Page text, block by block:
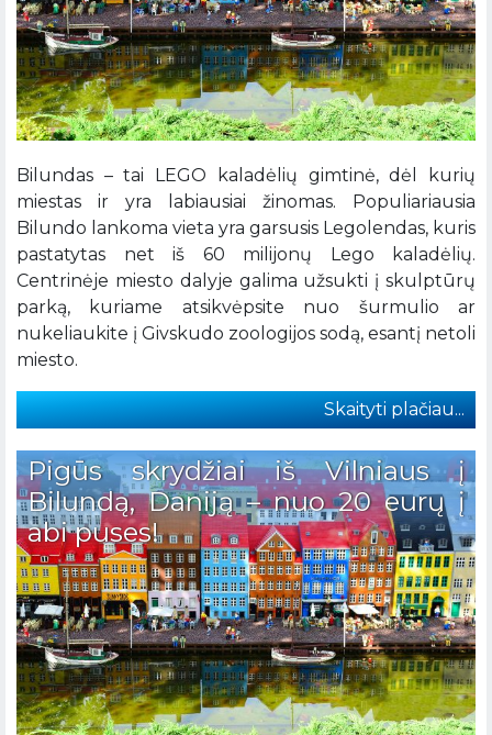
Bilundas – tai LEGO kaladėlių gimtinė, dėl kurių
miestas ir yra labiausiai žinomas. Populiariausia
Bilundo lankoma vieta yra garsusis Legolendas, kuris
pastatytas net iš 60 milijonų Lego kaladėlių.
Centrinėje miesto dalyje galima užsukti į skulptūrų
parką, kuriame atsikvėpsite nuo šurmulio ar
nukeliaukite į Givskudo zoologijos sodą, esantį netoli
miesto.
Skaityti plačiau...
Pigūs skrydžiai iš Vilniaus į
Bilundą, Daniją – nuo 20 eurų į
abi puses!